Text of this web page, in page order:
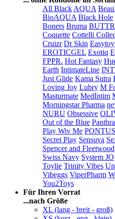
All Black AQUA
BioAQUA Black Hole
Boners Bruma BUTTR
Coquette Cottelli
Cruizr Dr Skin
EROTICGEL Exotiq
FPPR. Hot Fantasy
Earth IntimateLine
Just Glide Kama Sutra
Loving Joy Lubry M
Masturmate MedIntim
Morningstar Pharma
NURU Obsessive
Out of the Blue Panthra
Play Wiv Me PONTUS
Secret Play Sensuva
Spencer and Fleetwood
Swiss Navy System JO
Toylie Trinity Vibes
Vibeggs ViperPharm
You2Toys
Für Ihren Vorrat
...nach Größe
XL (lang - breit - groß)